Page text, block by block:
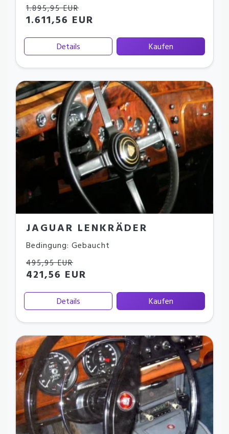
1.895,95 EUR
1.611,56 EUR
Details Kaufen
JAGUAR LENKRÄDER
Bedingung: Gebaucht
495,95 EUR
421,56 EUR
Details Kaufen